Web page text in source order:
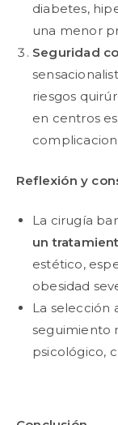
diabetes,
una menor
Seguridad
riesgos
en centros
Reflexión y
La cirugía
un
estético,
obesidad
La selección
seguimiento
psicológico,